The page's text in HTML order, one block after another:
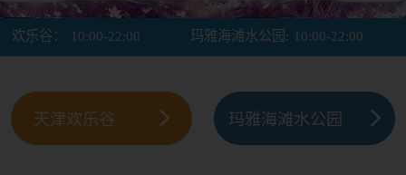
欢乐谷： 10:00-22:00 玛雅海滩水公园: 10:00-22:00
天津欢乐谷 玛雅海滩水公园